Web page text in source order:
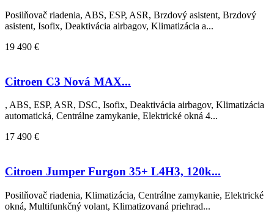
Posilňovač riadenia, ABS, ESP, ASR, Brzdový asistent, Brzdový
asistent, Isofix, Deaktivácia airbagov, Klimatizácia a...
19 490 €
Citroen C3 Nová MAX...
, ABS, ESP, ASR, DSC, Isofix, Deaktivácia airbagov, Klimatizácia
automatická, Centrálne zamykanie, Elektrické okná 4...
17 490 €
Citroen Jumper Furgon 35+ L4H3, 120k...
Posilňovač riadenia, Klimatizácia, Centrálne zamykanie, Elektrické
okná, Multifunkčný volant, Klimatizovaná priehrad...